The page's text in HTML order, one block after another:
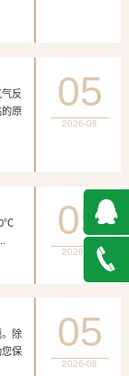
反
原
05
2026-08
05
2026-08
除
您保
05
2026-08
QQ在